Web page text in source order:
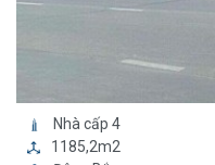
Nhà cấp 4
1185,2m2